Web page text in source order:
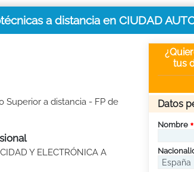
a distancia en CIUDAD
Superior a distancia - FP de
Y ELECTRÓNICA A
tus
Datos
Nombre